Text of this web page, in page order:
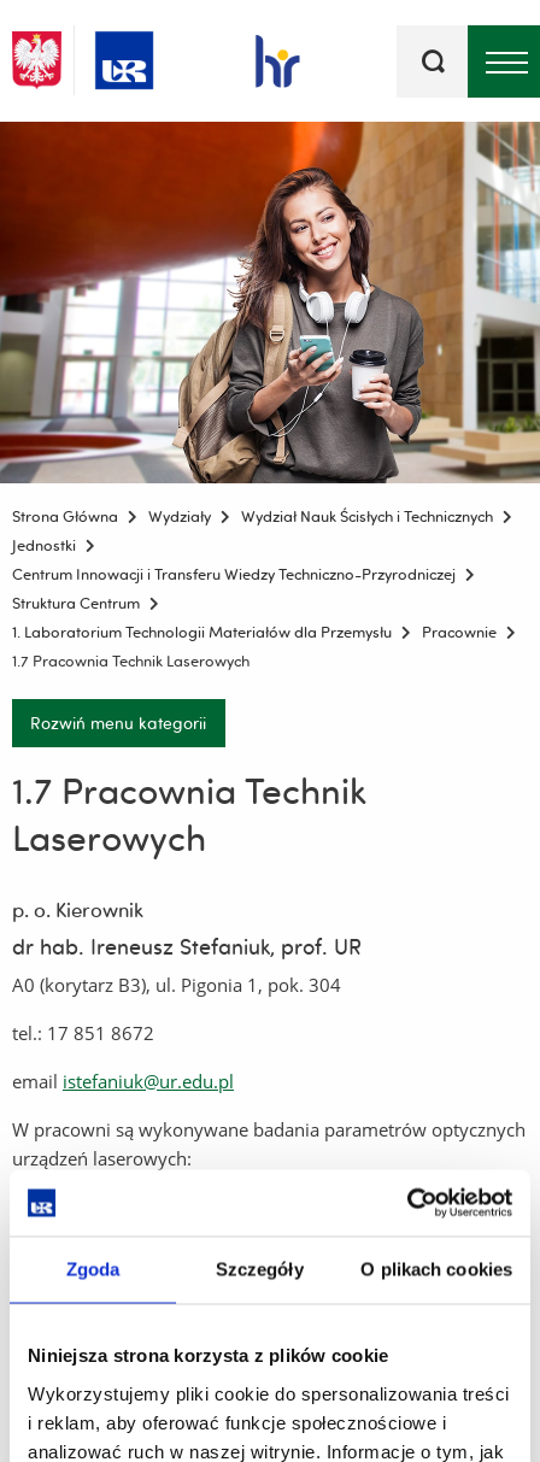
Zgoda Szczegóły O plikach cookies
Niniejsza strona korzysta z plików cookie
Wykorzystujemy pliki cookie do spersonalizowania treści
i reklam, aby oferować funkcje społecznościowe i
analizować ruch w naszej witrynie. Informacje o tym, jak
kluczowe
Strona Główna Wydziały
Wydział Nauk Ścisłych i Technicznych
Jednostki
Centrum Innowacji i Transferu Wiedzy Techniczno-Przyrodniczej
Struktura Centrum
1. Laboratorium Technologii Materiałów dla Przemysłu
Pracownie
1.7 Pracownia Technik Laserowych
Rozwiń menu kategorii
1.7 Pracownia Technik
Laserowych
p. o. Kierownik
dr hab. Ireneusz Stefaniuk, prof. UR
A0 (korytarz B3), ul. Pigonia 1, pok. 304
tel.: 17 851 8672
email istefaniuk@ur.edu.pl
W pracowni są wykonywane badania parametrów optycznych
urządzeń laserowych:
moc wiązki, energii impulsu,
czas repetycji impulsów,
rozbieżność wiązki,
kształt i średnica plamki na wyjściu z optyki.
Badanie parametrów elektrycznych układów zasilania